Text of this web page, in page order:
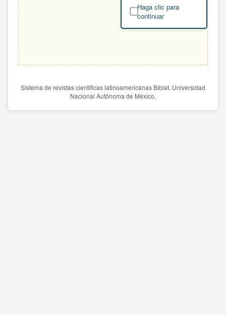
Haga clic para
continuar
Sistema de revistas científicas latinoamericanas Biblat. Universidad
Nacional Autónoma de México.